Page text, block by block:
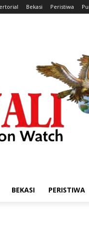
Bekasi Peristiwa
BEKASI PERISTIWA